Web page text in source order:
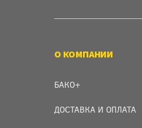
О КОМПАНИИ
БАКО+
ДОСТАВКА И ОПЛАТА